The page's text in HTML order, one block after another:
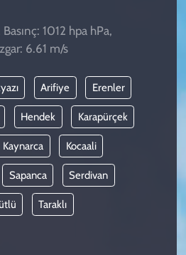
1012 hpa hPa,
6.61 m/s
Arifiye Erenler
Hendek Karapürçek
Kaynarca Kocaali
Sapanca Serdivan
Taraklı